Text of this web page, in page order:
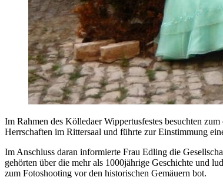
Im Rahmen des Kölledaer Wippertusfestes besuchten
Herrschaften im Rittersaal und führte zur Einstimmung
Im Anschluss daran informierte Frau Edling die
gehörten über die mehr als 1000jährige Geschichte und
zum Fotoshooting vor den historischen Gemäuern bot.